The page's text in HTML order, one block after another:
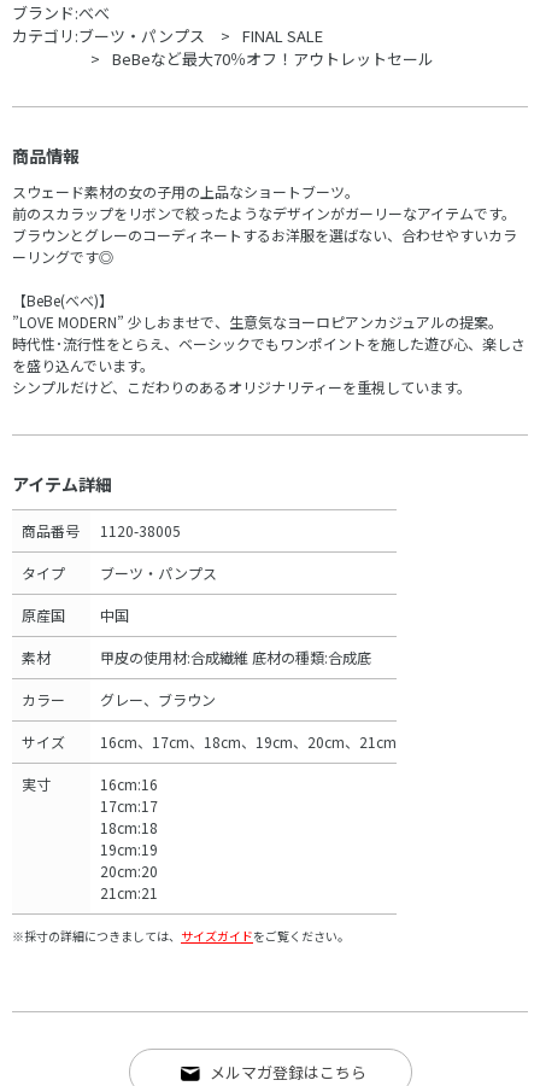
ブランド:べべ
カテゴリ:ブーツ・パンプス
FINAL SALE
BeBeなど最大70％オフ！アウトレットセール
商品情報
スウェード素材の女の子用の上品なショートブーツ。
前のスカラップをリボンで絞ったようなデザインがガーリーなアイテムです。
ブラウンとグレーのコーディネートするお洋服を選ばない、合わせやすいカラ
ーリングです◎
【BeBe(べべ)】
”LOVE MODERN” 少しおませで、生意気なヨーロピアンカジュアルの提案。
時代性･流行性をとらえ、ベーシックでもワンポイントを施した遊び心、楽しさ
を盛り込んでいます。
シンプルだけど、こだわりのあるオリジナリティーを重視しています。
アイテム詳細
商品番号 1120-38005
タイプ ブーツ・パンプス
原産国 中国
素材 甲皮の使用材:合成繊維 底材の種類:合成底
カラー グレー、ブラウン
サイズ 16cm、17cm、18cm、19cm、20cm、21cm
実寸
16cm:16
17cm:17
18cm:18
19cm:19
20cm:20
21cm:21
※採寸の詳細につきましては、 サイズガイドをご覧ください。
メルマガ登録はこちら